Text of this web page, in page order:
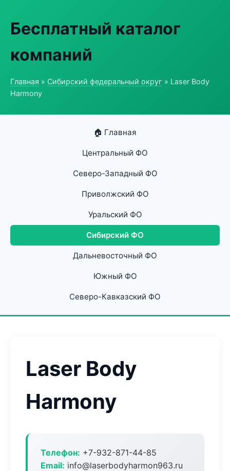
Бесплатный каталог
компаний
Главная » Сибирский федеральный округ » Laser Body
Harmony
🏠 Главная
Центральный ФО
Северо-Западный ФО
Приволжский ФО
Уральский ФО
Сибирский ФО
Дальневосточный ФО
Южный ФО
Северо-Кавказский ФО
Laser Body
Harmony
Телефон: +7-932-871-44-85
Email: info@laserbodyharmon963.ru